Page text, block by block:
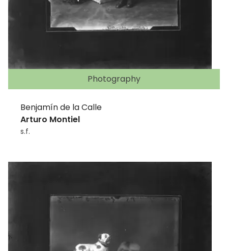
Photography
Benjamín de la Calle
Arturo Montiel
s.f.